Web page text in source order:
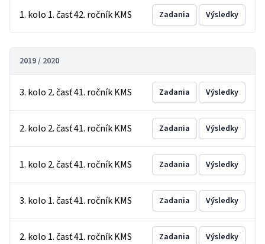
1. kolo 1. časť 42. ročník KMS Zadania Výsledky
2019 / 2020
3. kolo 2. časť 41. ročník KMS Zadania Výsledky
2. kolo 2. časť 41. ročník KMS Zadania Výsledky
1. kolo 2. časť 41. ročník KMS Zadania Výsledky
3. kolo 1. časť 41. ročník KMS Zadania Výsledky
2. kolo 1. časť 41. ročník KMS Zadania Výsledky